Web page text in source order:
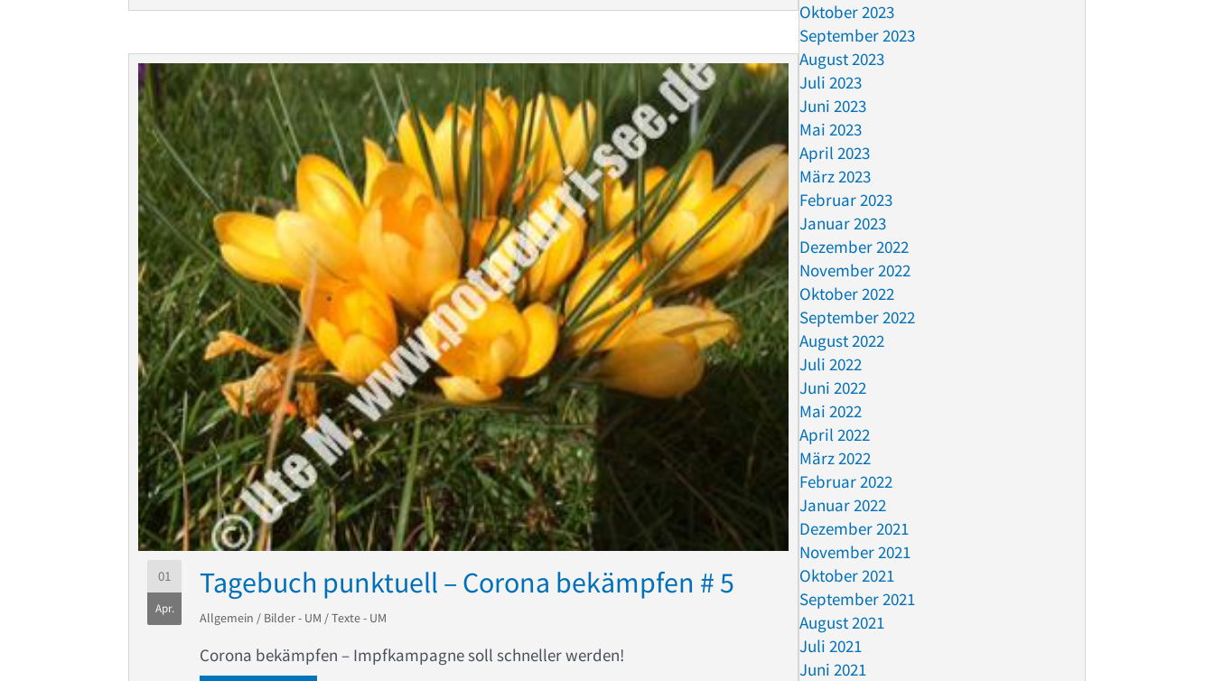
01
Apr.
Tagebuch punktuell – Corona bekämpfen # 5
Allgemein / Bilder - UM /Texte - UM
Corona bekämpfen – Impfkampagne soll schneller werden!
Oktober 2023
September 2023
August 2023
Juli 2023
Juni 2023
Mai 2023
April 2023
März 2023
Februar 2023
Januar 2023
Dezember 2022
November 2022
Oktober 2022
September 2022
August 2022
Juli 2022
Juni 2022
Mai 2022
April 2022
März 2022
Februar 2022
Januar 2022
Dezember 2021
November 2021
Oktober 2021
September 2021
August 2021
Juli 2021
Juni 2021